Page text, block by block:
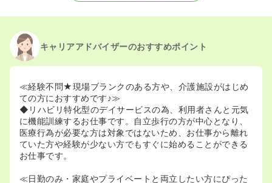
キャリアアドバイザーのおすすめポイント
≪経験不問★現場ブランクのある方や、介護施設がはじめ
ての方におすすめです♪≫
◆リハビリ特化型のデイサービスの為、利用者さんと元気
に機能訓練するお仕事です。自立歩行の方が中心となり、
医療行為が必要な方は対象ではないため、お仕事から離れ
ていた方や経験が少ない方でもすぐに始めることができる
お仕事です。
≪日勤のみ・家庭やプライベートと両立したい方にぴった